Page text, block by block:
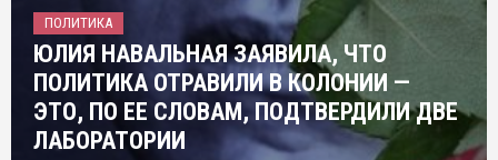
ПОЛИТИКА
ЮЛИЯ НАВАЛЬНАЯ ЗАЯВИЛА, ЧТО
ПОЛИТИКА ОТРАВИЛИ В КОЛОНИИ —
ЭТО, ПО ЕЕ СЛОВАМ, ПОДТВЕРДИЛИ ДВЕ
ЛАБОРАТОРИИ